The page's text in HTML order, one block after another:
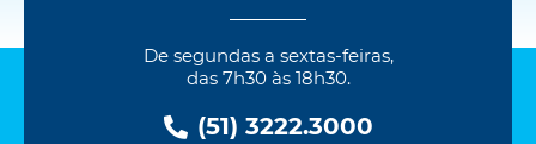
De segundas a sextas-feiras,
das 7h30 às 18h30.
(51) 3222.3000